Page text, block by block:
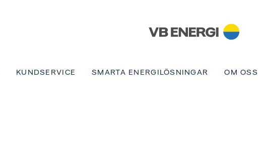
KUNDSERVICE SMARTA ENERGILÖSNINGAR OM OSS